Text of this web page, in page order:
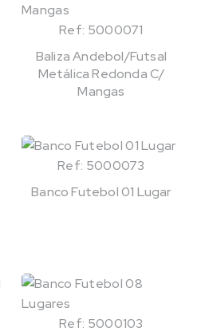
Ref: 5000071
Baliza Andebol/Futsal
Metálica Redonda C/
Mangas
Ref: 5000073
Banco Futebol 01 Lugar
Ref: 5000103